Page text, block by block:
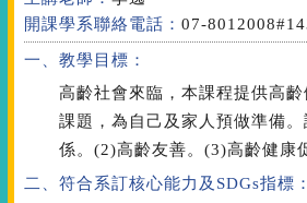
開課學系聯絡電話： 07-
一、教學目標：
高齡社會來臨，本課程提供高
課題，為自己及家人預做準備
係。(2)高齡友善。(3)高齡健康
二、符合系訂核心能力 及SDGs指標 ：